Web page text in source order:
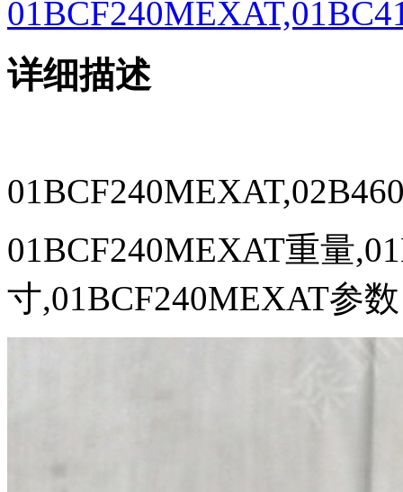
详细描述
01BCF240MEXAT重量
寸,01BCF240MEXAT参数